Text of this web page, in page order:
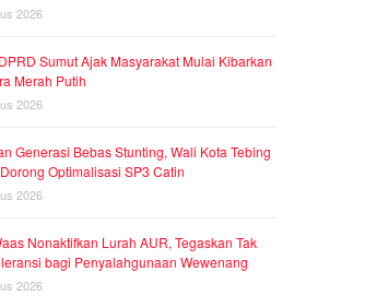
2026
Sumut Ajak Masyarakat Mulai Kibarkan
Merah Putih
2026
Generasi Bebas Stunting, Wali Kota Tebing
Optimalisasi SP3 Catin
2026
Nonaktifkan Lurah AUR, Tegaskan Tak
bagi Penyalahgunaan Wewenang
2026